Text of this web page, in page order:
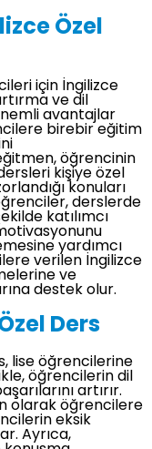
Özel
için İngilizce
ve dil
avantajlar
birebir eğitim
öğrencinin
kişiye özel
konuları
derslerde
katılımcı
yardımcı
verilen İngilizce
ve
destek olur.
Ders
lise öğrencilerine
öğrencilerin dil
artırır.
olarak öğrencilere
eksik
Ayrıca,